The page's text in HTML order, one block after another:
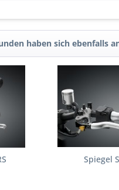
haben sich ebenfalls
Spiegel